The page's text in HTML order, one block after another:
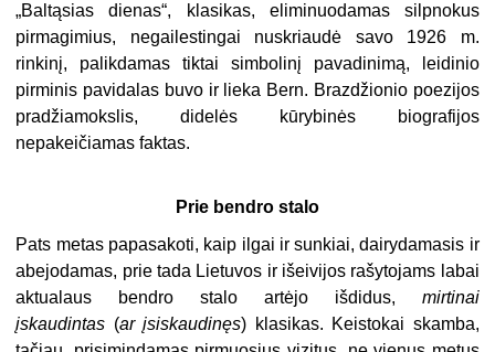
„Baltąsias dienas“, klasikas, eliminuodamas silpnokus
pirmagimius, negailestingai nuskriaudė savo 1926 m.
rinkinį, palikdamas tiktai simbolinį pavadinimą, leidinio
pirminis pavidalas buvo ir lieka Bern. Brazdžionio poezijos
pradžiamokslis, didelės kūrybinės biografijos
nepakeičiamas faktas.
Prie bendro stalo
Pats metas papasakoti, kaip ilgai ir sunkiai, dairydamasis ir
abejodamas, prie tada Lietuvos ir išeivijos rašytojams labai
aktualaus bendro stalo artėjo išdidus, mirtinai
įskaudintas (ar įsiskaudinęs) klasikas. Keistokai skamba,